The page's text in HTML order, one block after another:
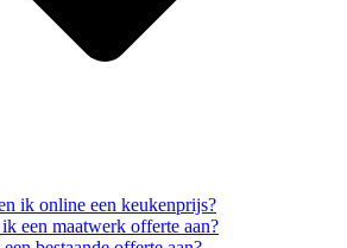
ik online een keukenprijs?
een maatwerk offerte aan?